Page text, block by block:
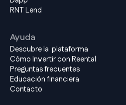
RNT Lend
Ayuda
Descubre la plataforma
Cómo Invertir con Reental
Preguntas frecuentes
Educación financiera
Contacto